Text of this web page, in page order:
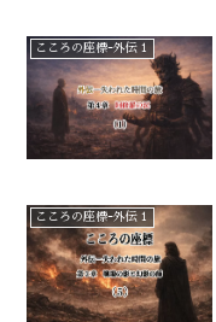
こころの座標ｰ外伝１
こころの座標ｰ外伝１